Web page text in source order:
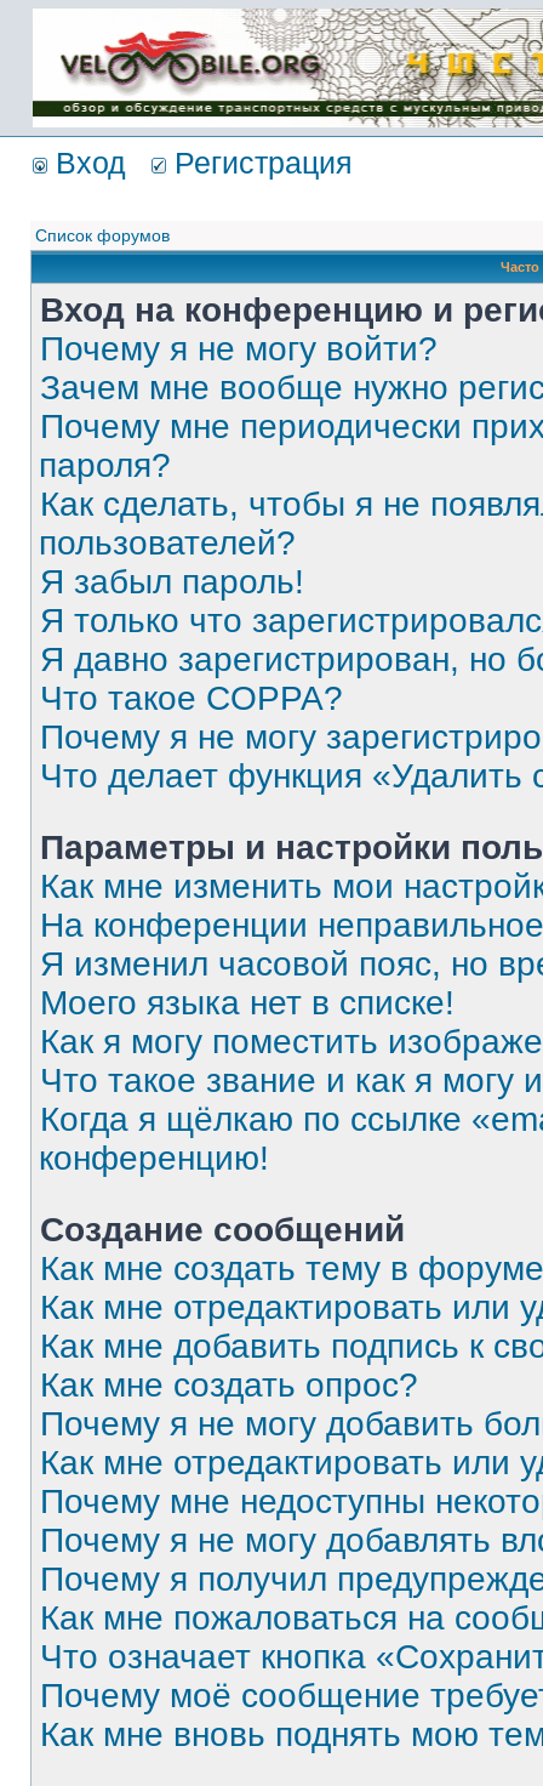
Имя пользователя:
Пароль:
{ LOG_ME_IN_SHORT
}
Вход Регистрация
Список форумов
Вход на конференцию и
Почему я не могу войти?
Зачем мне вообще нужно
Почему мне периодически
пароля?
Как сделать, чтобы я не
пользователей?
Я забыл пароль!
Я только что
Я давно зарегистрирован, но
Что такое COPPA?
Почему я не могу
Что делает функция
Параметры и настройки
Как мне изменить мои
На конференции
Я изменил часовой пояс, но
Моего языка нет в списке!
Как я могу поместить
Что такое звание и как я могу
Когда я щёлкаю по ссылке
конференцию!
Создание сообщений
Как мне создать тему в
Как мне отредактировать или
Как мне добавить подпись к
Как мне создать опрос?
Почему я не могу добавить
Как мне отредактировать или
Почему мне недоступны
Почему я не могу добавлять
Почему я получил
Как мне пожаловаться на
Что означает кнопка
Почему моё сообщение
Как мне вновь поднять мою